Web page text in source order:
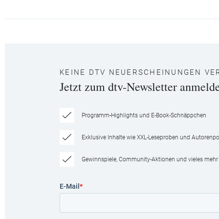
KEINE DTV NEUERSCHEINUNGEN
Jetzt zum dtv-Newsletter
Programm-Highlights und E-Book-Schnäppchen
Exklusive Inhalte wie XXL-Leseproben und
Gewinnspiele, Community-Aktionen und vieles mehr
E-Mail *